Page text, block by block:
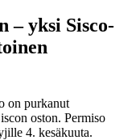
– yksi Sisco-
on purkanut
oston. Permiso
4. kesäkuuta.